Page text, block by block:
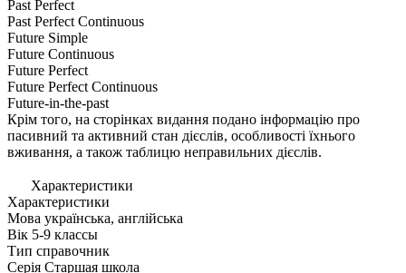
Past Perfect
Past Perfect Continuous
Future Simple
Future Continuous
Future Perfect
Future Perfect Continuous
Future-in-the-past
Крім того, на сторінках видання подано інформацію про
пасивний та активний стан дієслів, особливості їхнього
вживання, а також таблицю неправильних дієслів.
Характеристики
Характеристики
Мова українська, англійська
Вік 5-9 классы
Тип справочник
Серія Старшая школа